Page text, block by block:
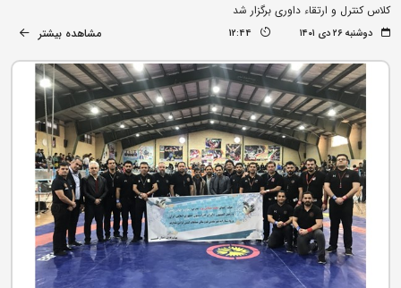
کلاس کنترل و ارتقاء داوری برگزار شد
دوشنبه ۲۶ دی ۱۴۰۱ 12:44 مشاهده بیشتر